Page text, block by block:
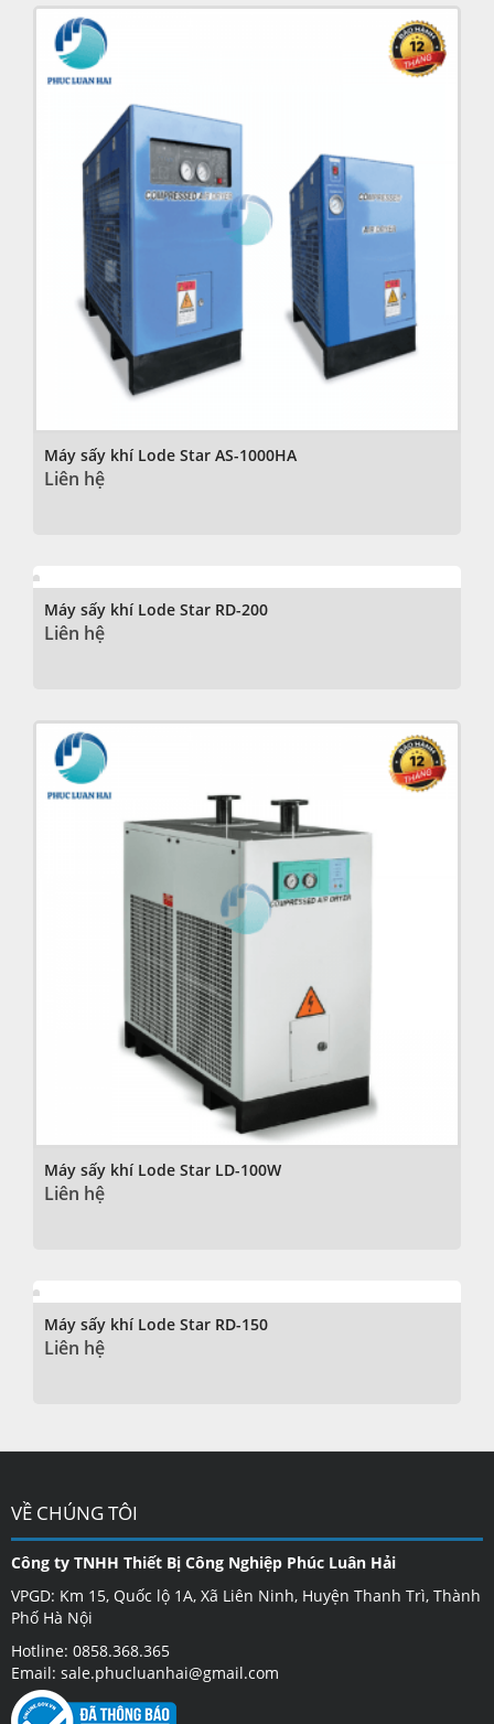
Máy sấy khí Lode Star AS-1000HA
Liên hệ
Máy sấy khí Lode Star RD-200
Liên hệ
Máy sấy khí Lode Star LD-100W
Liên hệ
Máy sấy khí Lode Star RD-150
Liên hệ
VỀ CHÚNG TÔI
Công ty TNHH Thiết Bị Công Nghiệp Phúc Luân Hải
VPGD: Km 15, Quốc lộ 1A, Xã Liên Ninh, Huyện Thanh Trì, Thành
Phố Hà Nội
Hotline: 0858.368.365
Email: sale.phucluanhai@gmail.com